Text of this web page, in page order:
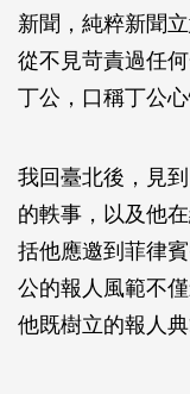
新聞，純粹新聞
從不見苛責過任
丁公，口稱丁公
我回臺北後，見
的軼事，以及他
括他應邀到菲律
公的報人風範不
他既樹立的報人